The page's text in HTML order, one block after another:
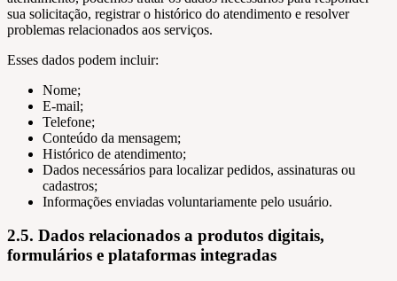
sua solicitação, registrar o histórico do atendimento e resolver
problemas relacionados aos serviços.
Esses dados podem incluir:
Nome;
E-mail;
Telefone;
Conteúdo da mensagem;
Histórico de atendimento;
Dados necessários para localizar pedidos, assinaturas ou
cadastros;
Informações enviadas voluntariamente pelo usuário.
2.5. Dados relacionados a produtos digitais,
formulários e plataformas integradas